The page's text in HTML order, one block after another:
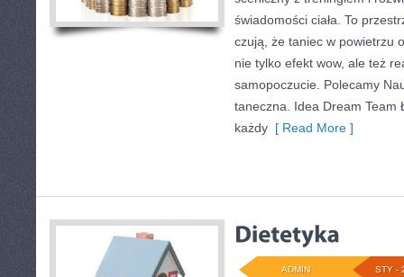
świadomości ciała. To
czują, że taniec w powietrzu
nie tylko efekt wow, ale też
samopoczucie. Polecamy
taneczna. Idea Dream Team
każdy [ Read More ]
STY -
ADMIN